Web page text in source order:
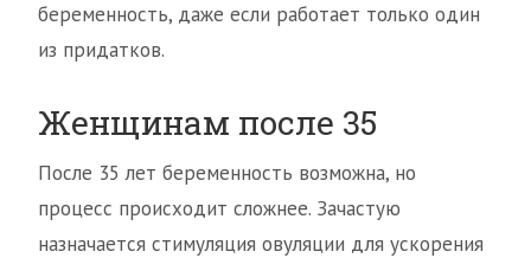
беременность, даже если работает только один
из придатков.
Женщинам после 35
После 35 лет беременность возможна, но
процесс происходит сложнее. Зачастую
назначается стимуляция овуляции для ускорения